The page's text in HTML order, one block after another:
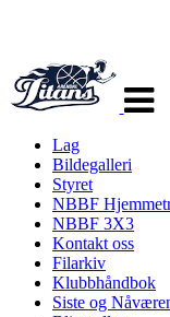
Lag
Bildegalleri
Styret
NBBF
NBBF 3X3
Kontakt oss
Filarkiv
Klubbhåndbok
Siste og